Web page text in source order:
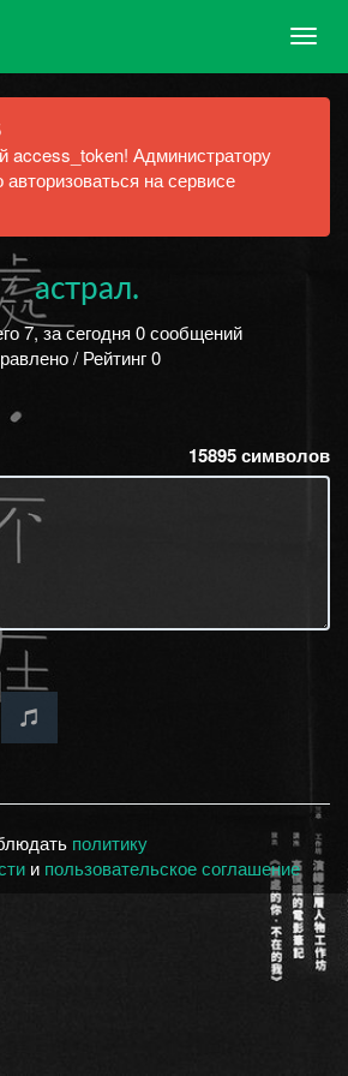
access_token! Администратору
на сервисе
7, за сегодня 0 сообщений
/ Рейтинг 0
15895символов
политику
и пользовательское соглашение